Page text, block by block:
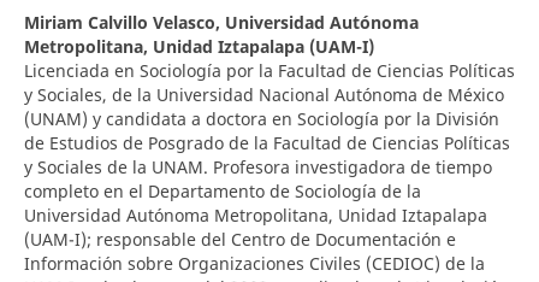
Miriam Calvillo Velasco, Universidad Autónoma
Metropolitana, Unidad Iztapalapa (UAM-I)
Licenciada en Sociología por la Facultad de Ciencias Políticas
y Sociales, de la Universidad Nacional Autónoma de México
(UNAM) y candidata a doctora en Sociología por la División
de Estudios de Posgrado de la Facultad de Ciencias Políticas
y Sociales de la UNAM. Profesora investigadora de tiempo
completo en el Departamento de Sociología de la
Universidad Autónoma Metropolitana, Unidad Iztapalapa
(UAM-I); responsable del Centro de Documentación e
Información sobre Organizaciones Civiles (CEDIOC) de la